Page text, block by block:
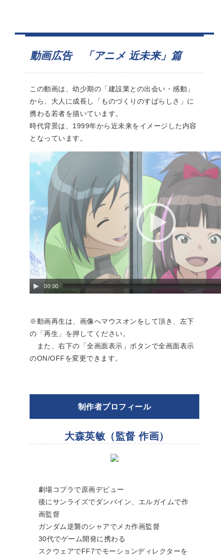
動画広告 「アニメ 近未来」篇
この動画は、幼少期の「建設業との出会い・感動」
から、大人に成長し「ものづくりのすばらしさ」に
携わる若者を描いています。
時代背景は、1999年から近未来をイメージした内容
となっています。
Player
00:00
※動画再生は、画像へマウスオンをして頂き、左下
の「再生」を押してください。
また、右下の「全画面表示」ボタンで全画面表示
のON/OFFを変更できます。
制作者プロフィール
大森英敏（監督 作画）
劇場コブラで原画デビュー
後にサンライズでダンバイン、エルガイムで作
画監督
ガンダム逆襲のシャアでメカ作画監督
30代でゲーム開発に携わる
スクウェアでFF7でモーションディレクターを